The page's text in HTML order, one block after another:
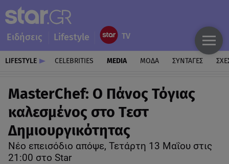
Ειδήσεις Lifestyle
LIFESTYLE CELEBRITIES MEDIA ΜΟΔΑ ΣΥΝΤΑΓΕΣ
MasterChef: Ο Πάνος Τόγιας
καλεσμένος στο Τεστ
Δημιουργικότητας
Νέο επεισόδιο απόψε, Τετάρτη 13 Μαΐου στις
21:00 στο Star